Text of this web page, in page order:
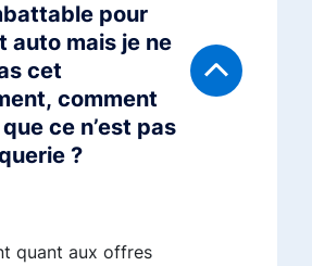
pour
auto mais je ne
cet
comment
ce n’est pas
?
quant aux offres